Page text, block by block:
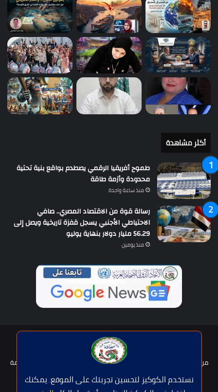
نستخدم الكوكيز لتحسين تجربتك على الموقع. يمكنك
أكثر مشاهدة
طموح أفريقيا الرقمي يصطدم بواقع بنية تحتية
محدودة وأزمة طاقة
منذ ساعة واحدة
رسالة قوة من الاقتصاد المصري.. صافي
الاحتياطي الأجنبي يسجل قفزة تاريخية ويصل إلى
56.29 مليار دولار بنهاية يوليو
منذ يومين
حقوق النشر © | جميع الحقوق محفوظة للاتحاد الدولى للصحافة العربية
2026
من نحن؟
عضوية الإتحاد سياسة الخصوصية
شروط الخدمة